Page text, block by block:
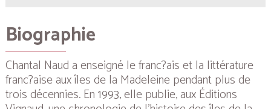
Biographie
Chantal Naud a enseigné le franc?ais et la littérature
franc?aise aux îles de la Madeleine pendant plus de
trois décennies. En 1993, elle publie, aux Éditions